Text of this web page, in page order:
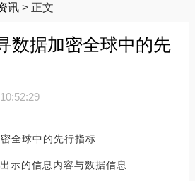
讯 > 正文
数据加密全球中的先
全球中的先行指标
示的信息内容与数据信息